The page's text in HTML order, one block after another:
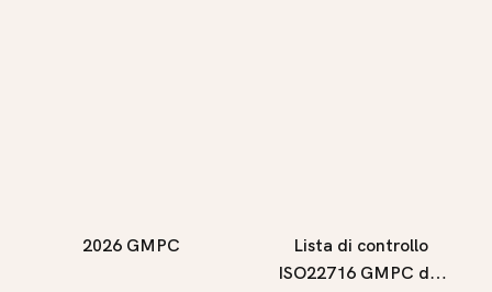
2026 GMPC
Lista di controllo
ISO22716 GMPC del